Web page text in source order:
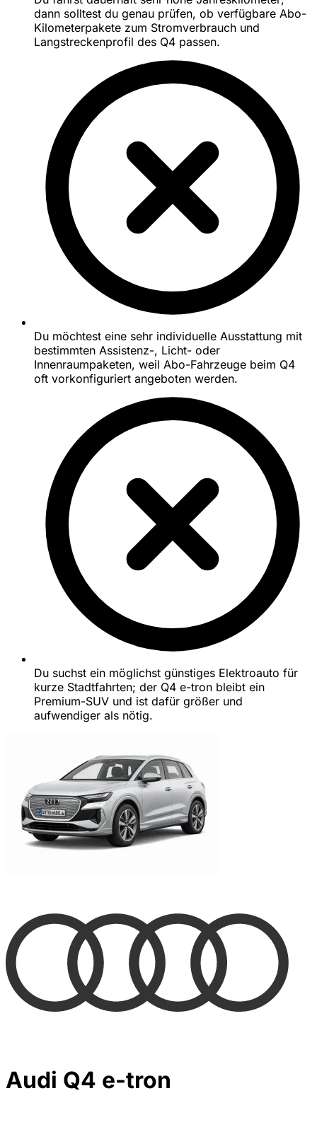
dann solltest du genau prüfen, ob verfügbare Abo-
Kilometerpakete zum Stromverbrauch und
Langstreckenprofil des Q4 passen.
Du möchtest eine sehr individuelle Ausstattung mit
bestimmten Assistenz-, Licht- oder
Innenraumpaketen, weil Abo-Fahrzeuge beim Q4
oft vorkonfiguriert angeboten werden.
Du suchst ein möglichst günstiges Elektroauto für
kurze Stadtfahrten; der Q4 e-tron bleibt ein
Premium-SUV und ist dafür größer und
aufwendiger als nötig.
Audi Q4 e-tron